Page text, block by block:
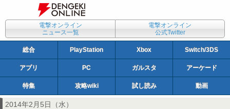
電撃オンライン
ニュース一覧
電撃オンライン
公式Twitter
総合 PlayStation Xbox Switch/3DS
アプリ PC ガルスタ アーケード
特集 攻略wiki 試し読み 動画
2014年2月5日（水）